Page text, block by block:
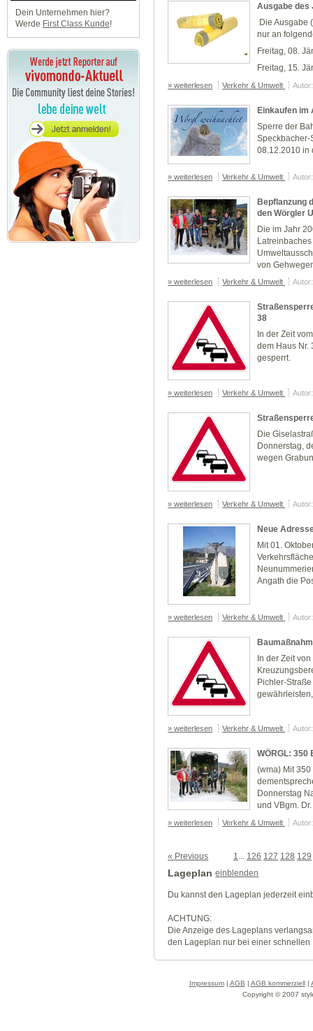
Dein Unternehmen hier?
Werde First Class Kunde!
Ausgabe des
Die Ausgabe
nur an
Freitag, 08.
Freitag, 15.
» weiterlesen Verkehr & Umwelt
Einkaufen im
Sperre der
Speckbacher-
08.12.2010 in
» weiterlesen Verkehr & Umwelt
Bepflanzung
den Wörgler
Die im Jahr
von
» weiterlesen Verkehr & Umwelt
38
In der Zeit
dem Haus Nr.
gesperrt.
» weiterlesen Verkehr & Umwelt
Die
Donnerstag,
wegen
» weiterlesen Verkehr & Umwelt
Neue
Mit 01.
Angath die
» weiterlesen Verkehr & Umwelt
In der Zeit
Pichler-
» weiterlesen Verkehr & Umwelt
WÖRGL: 350
(wma) Mit
Donnerstag
und VBgm.
» weiterlesen Verkehr & Umwelt
« Previous 1... 126 127 128 129
Lageplan einblenden
Du kannst den Lageplan jederzeit
ACHTUNG:
Die Anzeige des Lageplans
den Lageplan nur bei einer
Impressum| AGB | AGB kommerziell|
Copyright © 2007